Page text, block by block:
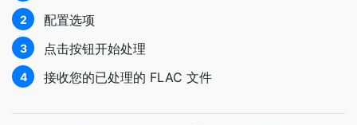
2 配置选项
3 点击按钮开始处理
4 接收您的已处理的 FLAC 文件